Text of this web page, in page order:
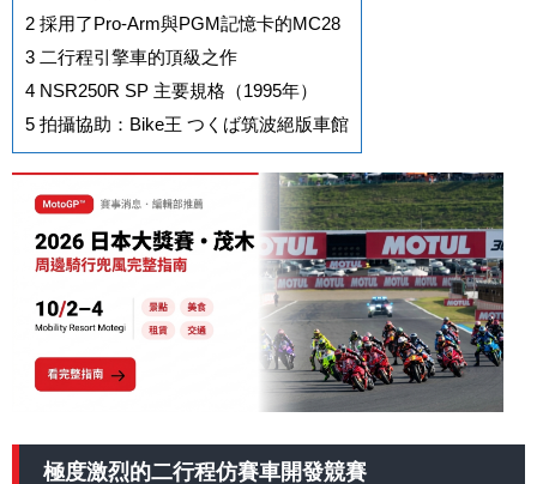
2 採用了Pro-Arm與PGM記憶卡的MC28
3 二行程引擎車的頂級之作
4 NSR250R SP 主要規格（1995年）
5 拍攝協助：Bike王 つくば筑波絕版車館
極度激烈的二行程仿賽車開發競賽